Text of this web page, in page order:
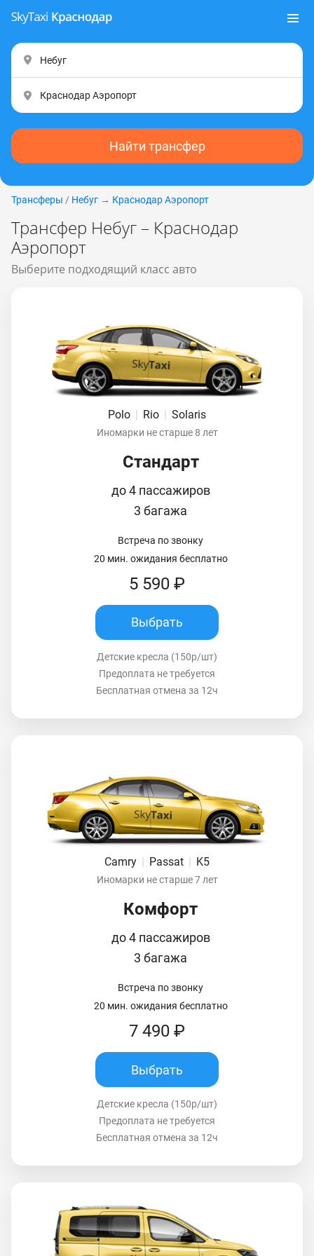
Найти трансфер
Трансферы / Небуг → Краснодар Аэропорт
Трансфер Небуг – Краснодар
Аэропорт
Выберите подходящий класс авто
Polo | Rio | Solaris
Иномарки не старше 8 лет
Стандарт
до 4 пассажиров
3 багажа
Встреча по звонку
20 мин. ожидания бесплатно
5 590 ₽
Выбрать
Детские кресла (150р/шт)
Предоплата не требуется
Бесплатная отмена за 12ч
Camry Passat K5
Иномарки не старше 7 лет
Комфорт
до 4 пассажиров
3 багажа
Встреча по звонку
20 мин. ожидания бесплатно
7 490 ₽
Выбрать
Детские кресла (150р/шт)
Предоплата не требуется
Бесплатная отмена за 12ч